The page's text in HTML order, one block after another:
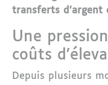
transferts d’argent
Une
coûts
Depuis plusieurs